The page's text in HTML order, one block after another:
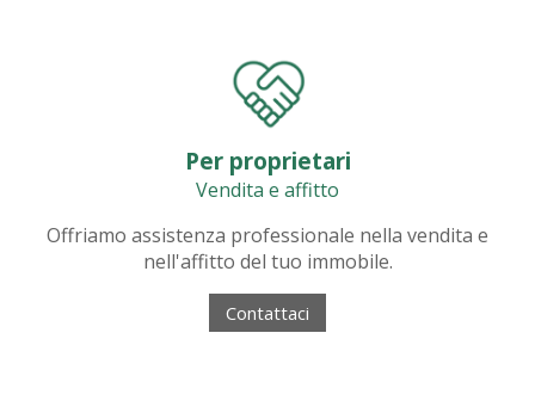
Per proprietari
Vendita e affitto
Offriamo assistenza professionale nella vendita e
nell'affitto del tuo immobile.
Contattaci